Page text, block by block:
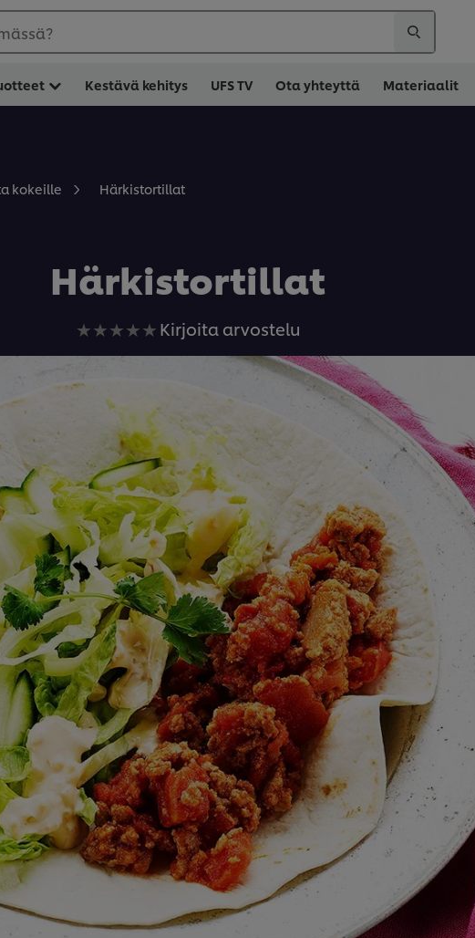
Kestävä kehitys UFS TV Ota yhteyttä Materiaalit
kokeille Härkistortillat
Härkistortillat
Ei
arvioita
recipe
Kirjoita arvostelu